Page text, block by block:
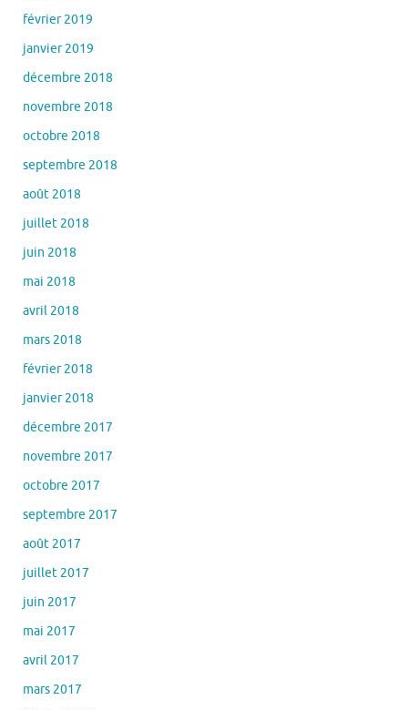
février 2019
janvier 2019
décembre 2018
novembre 2018
octobre 2018
septembre 2018
août 2018
juillet 2018
juin 2018
mai 2018
avril 2018
mars 2018
février 2018
janvier 2018
décembre 2017
novembre 2017
octobre 2017
septembre 2017
août 2017
juillet 2017
juin 2017
mai 2017
avril 2017
mars 2017